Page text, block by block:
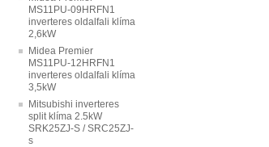
MS11PU-09HRFN1
inverteres oldalfali klíma
2,6kW
Midea Premier
MS11PU-12HRFN1
inverteres oldalfali klíma
3,5kW
Mitsubishi inverteres
split klíma 2.5kW
SRK25ZJ-S / SRC25ZJ-
s